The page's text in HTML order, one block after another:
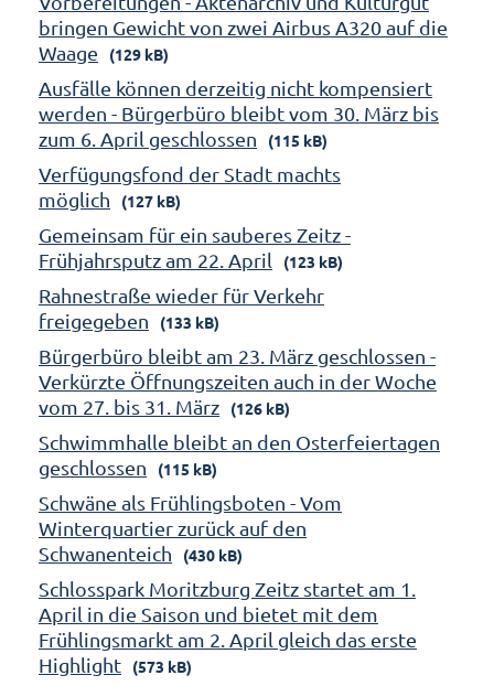
bringen Gewicht von zwei Airbus A320 auf die
Waage
(129 kB)
Ausfälle können derzeitig nicht kompensiert
werden - Bürgerbüro bleibt vom 30. März bis
zum 6. April geschlossen
(115 kB)
Verfügungsfond der Stadt machts
möglich
(127 kB)
Gemeinsam für ein sauberes Zeitz -
Frühjahrsputz am 22. April
(123 kB)
Rahnestraße wieder für Verkehr
freigegeben
(133 kB)
Bürgerbüro bleibt am 23. März geschlossen -
Verkürzte Öffnungszeiten auch in der Woche
vom 27. bis 31. März
(126 kB)
Schwimmhalle bleibt an den Osterfeiertagen
geschlossen
(115 kB)
Schwäne als Frühlingsboten - Vom
Winterquartier zurück auf den
Schwanenteich
(430 kB)
Schlosspark Moritzburg Zeitz startet am 1.
April in die Saison und bietet mit dem
Frühlingsmarkt am 2. April gleich das erste
Highlight
(573 kB)